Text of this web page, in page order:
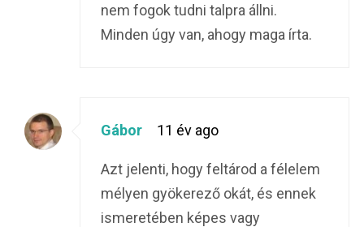
nem fogok tudni talpra állni.
Minden úgy van, ahogy maga írta.
Gábor 11 év ago
Azt jelenti, hogy feltárod a félelem
mélyen gyökerező okát, és ennek
ismeretében képes vagy